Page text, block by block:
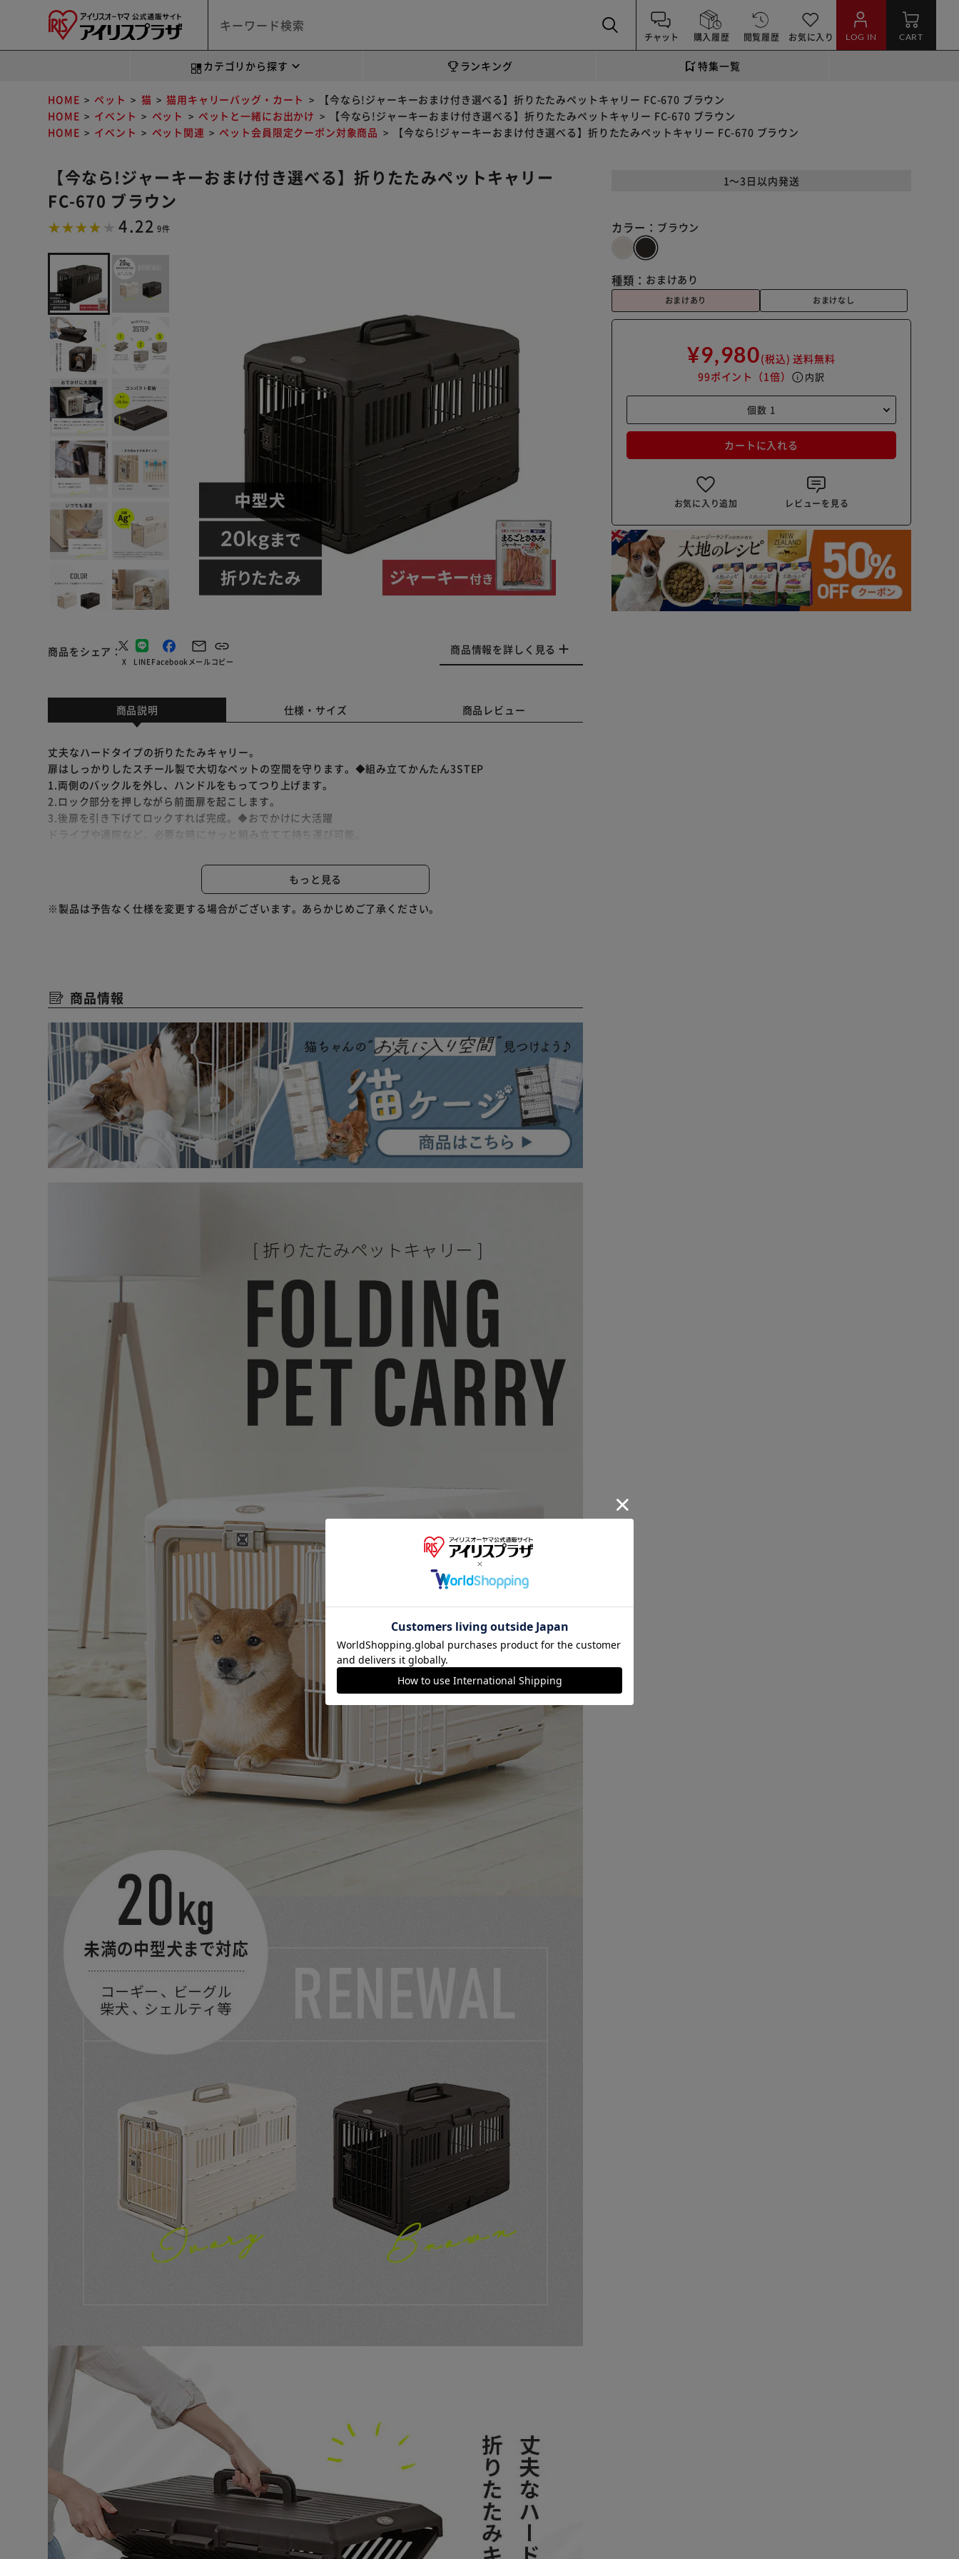
チャット 購入履歴 閲覧履歴 お気に入り LOG IN CART
カテゴリから探す ランキング 特集一覧
HOME ペット 猫 猫用キャリーバッグ・カート
【今なら!ジャーキーおまけ付き選べる】折りたたみペットキャリー FC-670 ブラウン
HOME
イベント ペット ペットと一緒にお出かけ
【今なら!ジャーキーおまけ付き選べる】折りたたみペットキャリー FC-670 ブラウン
HOME
イベント ペット関連 ペット会員限定クーポン対象商品 【今なら!ジャーキーおまけ付き選べる】折りたたみペットキャリー FC-670 ブラウン
【今なら!ジャーキーおまけ付き選べる】折りたたみペットキャリー
FC-670 ブラウン
4.22 9件
商品をシェア
X LINEFacebookメールコピー
商品情報を詳しく見る
1～3日以内発送
カラー： ブラウン
種類： おまけあり
おまけあり おまけなし
¥9,980(税込) 送料無料
99ポイント （1倍） info 内訳
カートに入れる
お気に入り追加 レビューを見る
商品説明 仕様・サイズ 商品レビュー
丈夫なハードタイプの折りたたみキャリー。
扉はしっかりしたスチール製で大切なペットの空間を守ります。◆組み立てかんたん3STEP
1.両側のバックルを外し、ハンドルをもってつり上げます。
2.ロック部分を押しながら前面扉を起こします。
3.後扉を引き下げてロックすれば完成。◆おでかけに大活躍
ドライブや通院など、必要な時にサッと組み立てて持ち運び可能。
スペースを取りがちなペットキャリーも折りたためば高さはわずか約14.5cm。
使わない時は折りたたんでコンパクトに収納できます。◆その他おすすめポイント
通気性抜群。
※抗菌加工は汚れないことを保証するものではありません。
※プラスチックの表面に石?や油分などの汚れが付き、その汚れにカビが発生する場合があります。
もっと見る
※製品は予告なく仕様を変更する場合がございます。あらかじめご了承ください。
商品情報
※ご確認ください